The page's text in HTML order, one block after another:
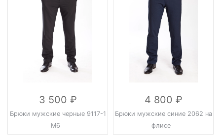
3 500
Брюки мужские черные 9117-1
М6
4 800
Брюки мужские синие 2062 на
флисе